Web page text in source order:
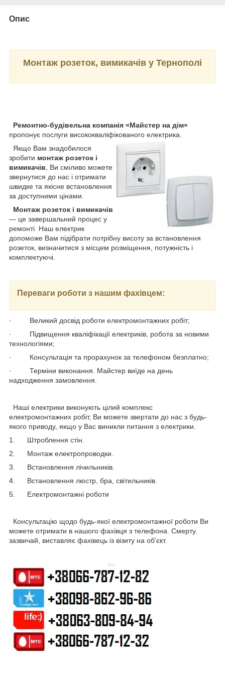
Опис
Монтаж розеток, вимикачів у Тернополі
Ремонтно-будівельна компанія «Майстер на дім»
пропонує послуги висококваліфікованого електрика.
Якщо Вам знадобилося
зробити монтаж розеток і
вимикачів , Ви сміливо можете
звернутися до нас і отримати
швидке та якісне встановлення
за доступними цінами.
Монтаж розеток і вимикачів
— це завершальний процес у
ремонті. Наш електрик
допоможе Вам підібрати потрібну висоту за встановлення
розеток, визначитися з місцем розміщення, потужність і
комплектуючі.
Переваги роботи з нашим фахівцем:
· Великий досвід роботи електромонтажних робіт;
· Підвищення кваліфікації електриків, робота за новими
технологіями;
· Консультація та прорахунок за телефоном безплатно;
· Терміни виконання. Майстер виїде на день
надходження замовлення.
Наші електрики виконують цілий комплекс
електромонтажних робіт, Ви можете звертати до нас з будь-
якого приводу, якщо у Вас виникли питання з електрики.
1. Штроблення стін.
2. Монтаж електропроводки.
3. Встановлення лічильників.
4. Встановлення люстр, бра, світильників.
5. Електромонтажні роботи
Консультацію щодо будь-якої електромонтажної роботи Ви
можете отримати в нашого фахівця з телефона. Смерту.
зазвичай, виставляє фахівець із візиту на об'єкт.